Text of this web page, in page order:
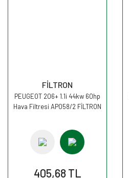
FİLTRON
PEUGEOT 206+ 1.1i 44kw 60hp
Hava Filtresi AP058/2 FİLTRON
405,68 TL